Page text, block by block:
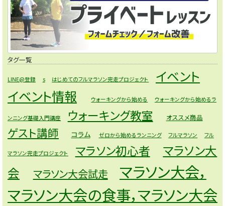
タグ一覧
LINE@登録 s はじめてのフルマラソン完走プロジェクト
イベント
イベント情報
ウォーキングから始める ウォーキングから始めるラ
ンニング基礎入門講座 ウォーキング教室 オススメ商品
ゲスト講師 コラム ゼロから始めるランニング フルマラソン フル
マラソン完走プロジェクト マラソン初心者
マラソン大
会
マラソン大会試走
マラソン大会，
マラソン大会の食事，マラソン大会